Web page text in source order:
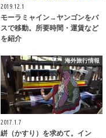
2019.12.1
モーラミャイン→ヤンゴンをバ
スで移動。所要時間・運賃など
を紹介
海外旅行情報
2017.1.7
絣（かすり）を求めて。イン